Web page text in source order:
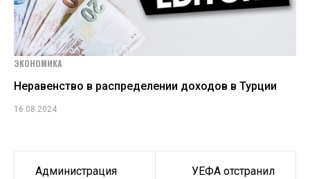
ЭКОНОМИКА
Неравенство в распределении доходов в Турции
16.08.2024
Навигация
Администрация
УЕФА отстранил